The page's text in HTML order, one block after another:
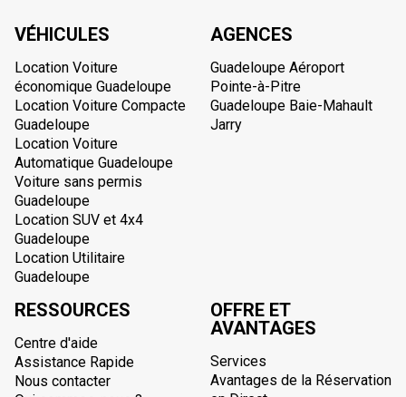
VÉHICULES
Location Voiture
économique Guadeloupe
Location Voiture Compacte
Guadeloupe
Location Voiture
Automatique Guadeloupe
Voiture sans permis
Guadeloupe
Location SUV et 4x4
Guadeloupe
Location Utilitaire
Guadeloupe
AGENCES
Guadeloupe Aéroport
Pointe-à-Pitre
Guadeloupe Baie-Mahault
Jarry
RESSOURCES
Centre d'aide
Assistance Rapide
Nous contacter
OFFRE ET
AVANTAGES
Services
Avantages de la Réservation